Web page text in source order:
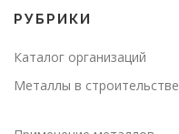
РУБРИКИ
Каталог организаций
Металлы в строительстве